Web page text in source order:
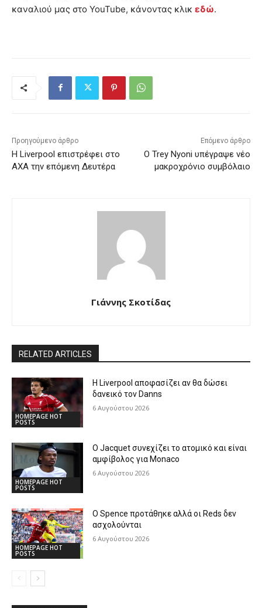
καναλιού μας στο YouTube, κάνοντας κλικ εδώ.
Προηγούμενο άρθρο
Η Liverpool επιστρέφει στο
AXA την επόμενη Δευτέρα
Επόμενο άρθρο
Ο Trey Nyoni υπέγραψε νέο
μακροχρόνιο συμβόλαιο
Γιάννης Σκοτίδας
RELATED ARTICLES
HOMEPAGE HOT
POSTS
Η Liverpool αποφασίζει αν θα δώσει
δανεικό τον Danns
6 Αυγούστου 2026
HOMEPAGE HOT
POSTS
Ο Jacquet συνεχίζει το ατομικό και είναι
αμφίβολος για Monaco
6 Αυγούστου 2026
HOMEPAGE HOT
POSTS
Ο Spence προτάθηκε αλλά οι Reds δεν
ασχολούνται
6 Αυγούστου 2026